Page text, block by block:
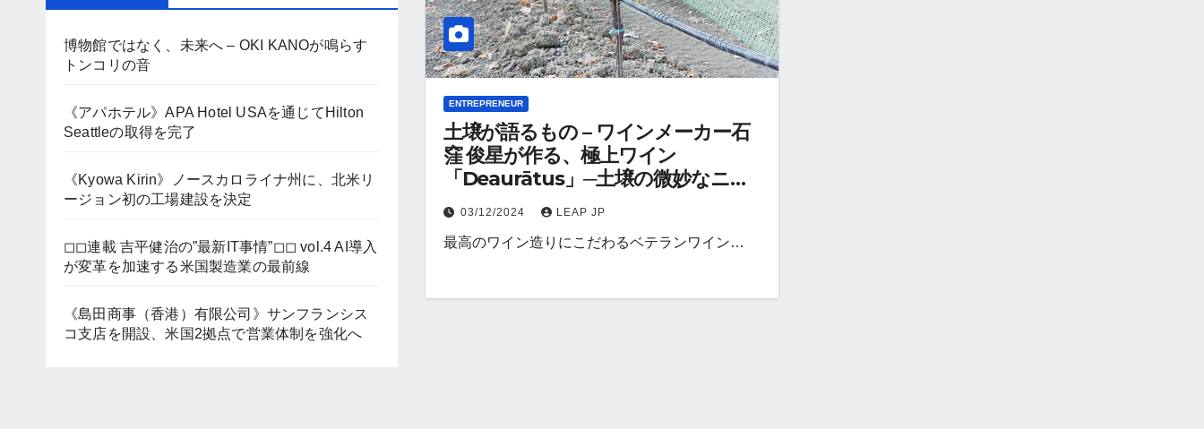
博物館ではなく、未来へ – OKI KANOが鳴らす
トンコリの音
《アパホテル》APA Hotel USAを通じてHilton
Seattleの取得を完了
《Kyowa Kirin》ノースカロライナ州に、北米リ
ージョン初の工場建設を決定
◻︎◻︎連載 吉平健治の”最新IT事情”◻︎◻︎ vol.4 AI導入
が変革を加速する米国製造業の最前線
《島田商事（香港）有限公司》サンフランシス
コ支店を開設、米国2拠点で営業体制を強化へ
ENTREPRENEUR
土壌が語るもの – ワインメーカー石
窪 俊星が作る、極上ワイン
「Deaurātus」─土壌の微妙なニュ
アンスを表現
03/12/2024 LEAP JP
最高のワイン造りにこだわるベテランワイン…